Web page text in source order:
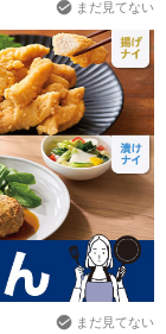
まだ見てない
まだ見てない